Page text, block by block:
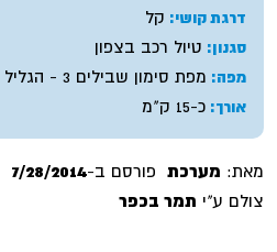
דרגת קושי: קל
סגנון: טיול רכב בצפון
מפה: מפת סימון שבילים 3 - הגליל התחתון, העמקים והגלבוע
אורך: כ-15 ק"מ
מאת: מערכת פורסם ב-7/28/2014
צולם ע"י תמר בכפר